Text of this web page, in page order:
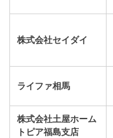
株式会社セイダイ
ライファ相馬
株式会社土屋ホーム
トピア福島支店